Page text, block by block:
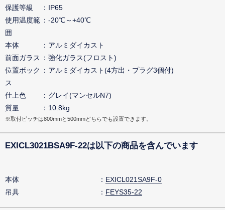
保護等級
IP65
使用温度範
囲
-20℃～+40℃
本体
アルミダイカスト
前面ガラス
強化ガラス(フロスト)
位置ボック
ス
アルミダイカスト(4方出・プラグ3個付)
仕上色
グレイ(マンセルN7)
質量
10.8kg
※取付ピッチは800mmと500mmどちらでも設置できます。
EXICL3021BSA9F-22は以下の商品を含んでいます
本体
EXICL021SA9F-0
吊具
FEYS35-22